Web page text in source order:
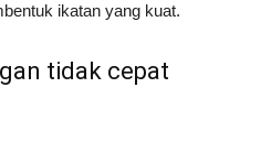
ikatan yang kuat.
tidak cepat